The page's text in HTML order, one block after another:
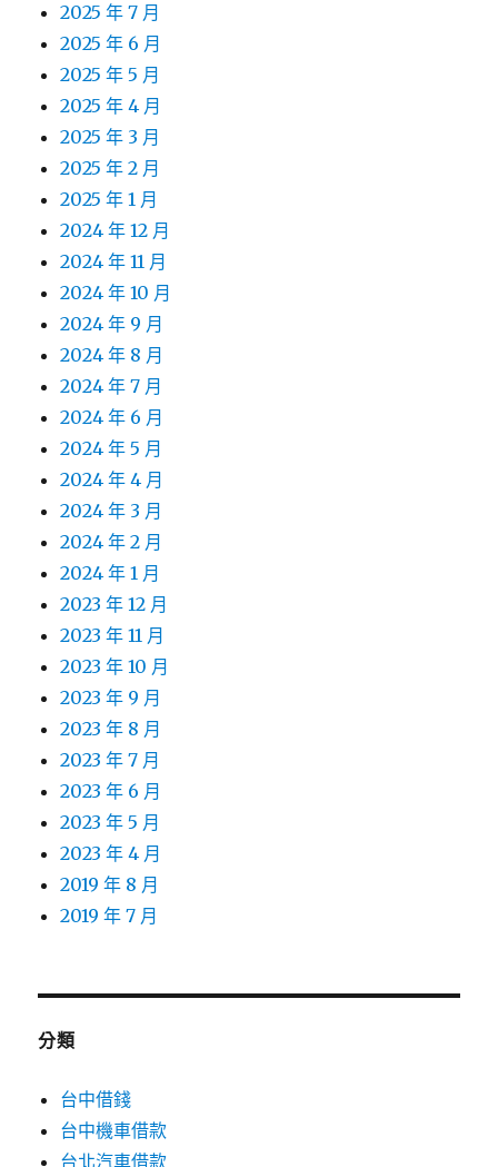
2025 年 7 月
2025 年 6 月
2025 年 5 月
2025 年 4 月
2025 年 3 月
2025 年 2 月
2025 年 1 月
2024 年 12 月
2024 年 11 月
2024 年 10 月
2024 年 9 月
2024 年 8 月
2024 年 7 月
2024 年 6 月
2024 年 5 月
2024 年 4 月
2024 年 3 月
2024 年 2 月
2024 年 1 月
2023 年 12 月
2023 年 11 月
2023 年 10 月
2023 年 9 月
2023 年 8 月
2023 年 7 月
2023 年 6 月
2023 年 5 月
2023 年 4 月
2019 年 8 月
2019 年 7 月
分類
台中借錢
台中機車借款
台北汽車借款